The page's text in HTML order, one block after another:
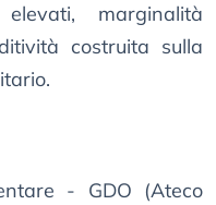
marginalità
costruita sulla
- GDO (Ateco